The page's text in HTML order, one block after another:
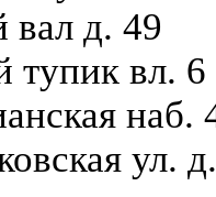
д. 49
тупик вл. 6
наб.
ул.